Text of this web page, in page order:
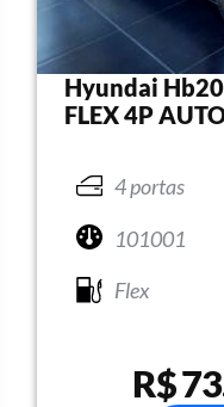
Hyundai
FLEX 4P
4 portas
101001
Flex
R$